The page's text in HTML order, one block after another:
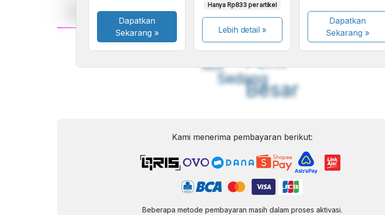
A
Font
Kecil
A
Sedang
A
Besar
Dapatkan
Sekarang »
Hanya Rp833 per artikel
Lebih detail »
Dapatkan
Sekarang»
Kami menerima pembayaran berikut:
Beberapa metode pembayaran masih dalam proses aktivasi.